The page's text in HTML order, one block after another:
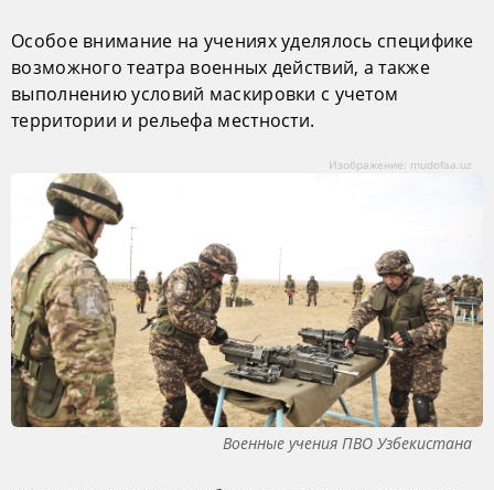
Особое внимание на учениях уделялось специфике
возможного театра военных действий, а также
выполнению условий маскировки с учетом
территории и рельефа местности.
Изображение: mudofaa.uz
Военные учения ПВО Узбекистана